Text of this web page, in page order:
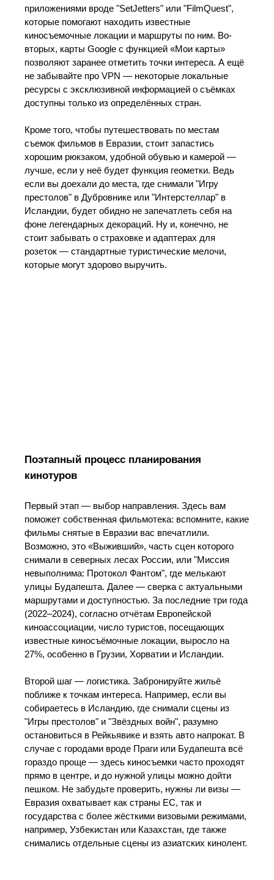
приложениями вроде "SetJetters" или "FilmQuest",
которые помогают находить известные
киносъемочные локации и маршруты по ним. Во-
вторых, карты Google с функцией «Мои карты»
позволяют заранее отметить точки интереса. А ещё
не забывайте про VPN — некоторые локальные
ресурсы с эксклюзивной информацией о съёмках
доступны только из определённых стран.
Кроме того, чтобы путешествовать по местам
съемок фильмов в Евразии, стоит запастись
хорошим рюкзаком, удобной обувью и камерой —
лучше, если у неё будет функция геометки. Ведь
если вы доехали до места, где снимали "Игру
престолов" в Дубровнике или "Интерстеллар" в
Исландии, будет обидно не запечатлеть себя на
фоне легендарных декораций. Ну и, конечно, не
стоит забывать о страховке и адаптерах для
розеток — стандартные туристические мелочи,
которые могут здорово выручить.
Поэтапный процесс планирования
кинотуров
Первый этап — выбор направления. Здесь вам
поможет собственная фильмотека: вспомните, какие
фильмы снятые в Евразии вас впечатлили.
Возможно, это «Выживший», часть сцен которого
снимали в северных лесах России, или "Миссия
невыполнима: Протокол Фантом", где мелькают
улицы Будапешта. Далее — сверка с актуальными
маршрутами и доступностью. За последние три года
(2022–2024), согласно отчётам Европейской
киноассоциации, число туристов, посещающих
известные киносъёмочные локации, выросло на
27%, особенно в Грузии, Хорватии и Исландии.
Второй шаг — логистика. Забронируйте жильё
поближе к точкам интереса. Например, если вы
собираетесь в Исландию, где снимали сцены из
"Игры престолов" и "Звёздных войн", разумно
остановиться в Рейкьявике и взять авто напрокат. В
случае с городами вроде Праги или Будапешта всё
гораздо проще — здесь киносъемки часто проходят
прямо в центре, и до нужной улицы можно дойти
пешком. Не забудьте проверить, нужны ли визы —
Евразия охватывает как страны ЕС, так и
государства с более жёсткими визовыми режимами,
например, Узбекистан или Казахстан, где также
снимались отдельные сцены из азиатских кинолент.